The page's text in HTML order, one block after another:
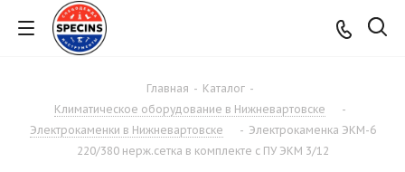
Главная - Каталог -
Климатическое оборудование в Нижневартовске
-
Электрокаменки в Нижневартовске
- Электрокаменка ЭКМ-6
220/380 нерж.сетка в комплекте с ПУ ЭКМ 3/12